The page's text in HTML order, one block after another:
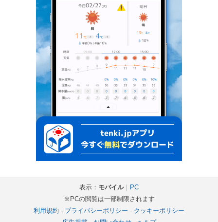
表示： モバイル｜
PC
※PCの閲覧は一部制限されます
利用規約 - プライバシーポリシー - クッキーポリシー